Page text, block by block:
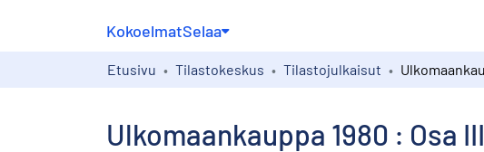
KokoelmatSelaa
Etusivu Tilastokeskus Tilastojulkaisut
Ulkomaankauppa 1980 : Osa III